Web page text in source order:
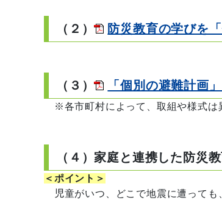
（２） 防災教育の学びを
（３） 「個別の避難計画
※各市町村によって、取組や様式は
（４）家庭と連携した防災
＜ポイント＞
児童がいつ、どこで地震に遭っても